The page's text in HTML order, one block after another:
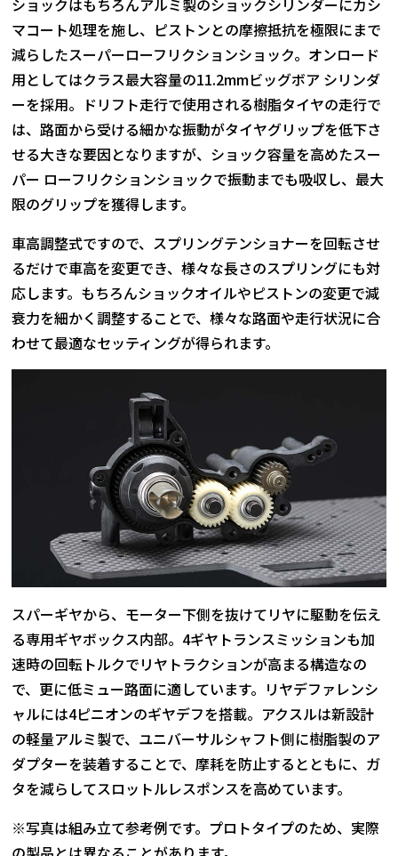
マコート処理を施し、ピストンとの摩擦抵抗を極限にまで
減らしたスーパーローフリクションショック。オンロード
用としてはクラス最大容量の11.2mmビッグボア シリンダ
ーを採用。ドリフト走行で使用される樹脂タイヤの走行で
は、路面から受ける細かな振動がタイヤグリップを低下さ
せる大きな要因となりますが、ショック容量を高めたスー
パー ローフリクションショックで振動までも吸収し、最大
限のグリップを獲得します。
車高調整式ですので、スプリングテンショナーを回転させ
るだけで車高を変更でき、様々な長さのスプリングにも対
応します。もちろんショックオイルやピストンの変更で減
衰力を細かく調整することで、様々な路面や走行状況に合
わせて最適なセッティングが得られます。
スパーギヤから、モーター下側を抜けてリヤに駆動を伝え
る専用ギヤボックス内部。4ギヤトランスミッションも加
速時の回転トルクでリヤトラクションが高まる構造なの
で、更に低ミュー路面に適しています。リヤデファレンシ
ャルには4ピニオンのギヤデフを搭載。アクスルは新設計
の軽量アルミ製で、ユニバーサルシャフト側に樹脂製のア
ダプターを装着することで、摩耗を防止するとともに、ガ
タを減らしてスロットルレスポンスを高めています。
※写真は組み立て参考例です。プロトタイプのため、実際